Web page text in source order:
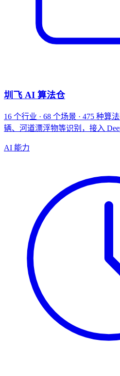
圳飞 AI 算法仓
16 个行业 · 68 个场景 · 475 种算
辆、河道漂浮物等识别，接入
AI 能力